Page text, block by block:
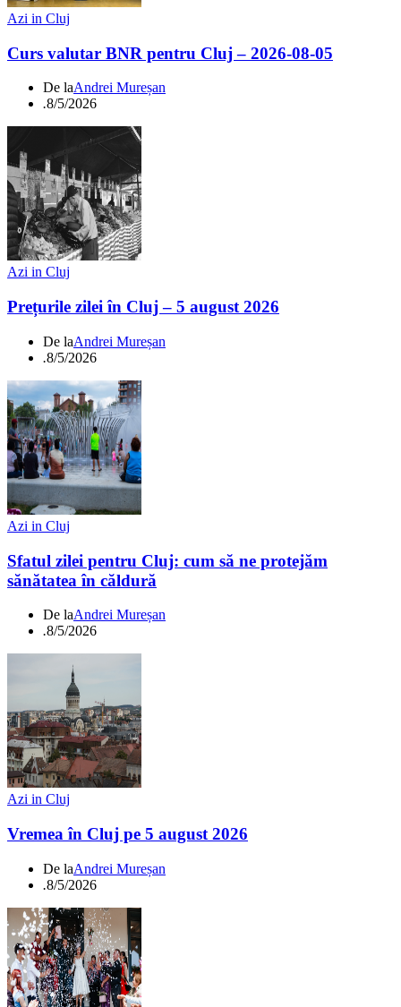
Azi in Cluj
Curs valutar BNR pentru Cluj – 2026-08-05
De laAndrei Mureșan
.8/5/2026
Azi in Cluj
Prețurile zilei în Cluj – 5 august 2026
De laAndrei Mureșan
.8/5/2026
Azi in Cluj
Sfatul zilei pentru Cluj: cum să ne protejăm
sănătatea în căldură
De laAndrei Mureșan
.8/5/2026
Azi in Cluj
Vremea în Cluj pe 5 august 2026
De laAndrei Mureșan
.8/5/2026